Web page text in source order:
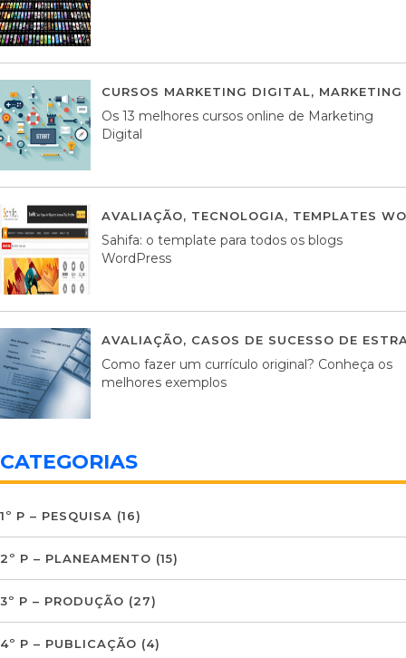
CURSOS MARKETING DIGITAL,
Os 13 melhores cursos online de Marketing
Digital
AVALIAÇÃO, TECNOLOGIA, TEMPLATES
Sahifa: o template para todos os blogs
WordPress
AVALIAÇÃO, CASOS DE SUCESSO DE
Como fazer um currículo original? Conheça os
melhores exemplos
CATEGORIAS
1º P – PESQUISA (16)
2º P – PLANEAMENTO (15)
3º P – PRODUÇÃO (27)
4º P – PUBLICAÇÃO (4)